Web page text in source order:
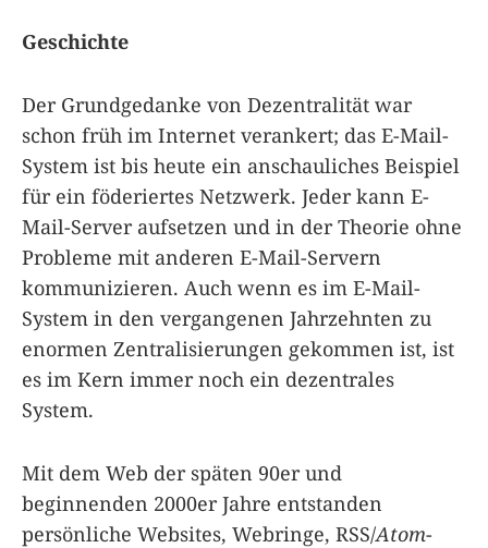
Geschichte
Der Grundgedanke von Dezentralität war
schon früh im Internet verankert; das E-Mail-
System ist bis heute ein anschauliches Beispiel
für ein föderiertes Netzwerk. Jeder kann E-
Mail-Server aufsetzen und in der Theorie ohne
Probleme mit anderen E-Mail-Servern
kommunizieren. Auch wenn es im E-Mail-
System in den vergangenen Jahrzehnten zu
enormen Zentralisierungen gekommen ist, ist
es im Kern immer noch ein dezentrales
System.
Mit dem Web der späten 90er und
beginnenden 2000er Jahre entstanden
persönliche Websites, Webringe, RSS/Atom-